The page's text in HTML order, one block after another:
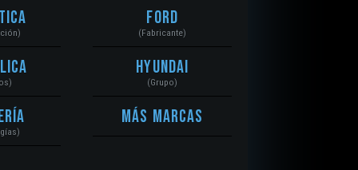
Ford
(Fabricante)
Hyundai
(Grupo)
Más Marcas